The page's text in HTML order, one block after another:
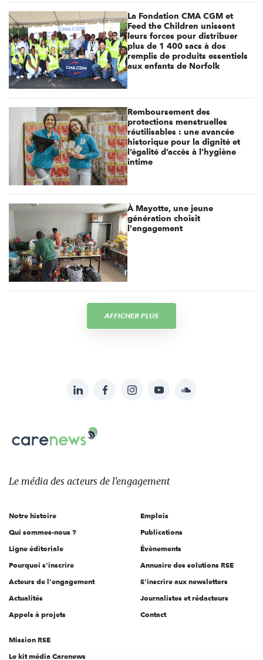
La Fondation CMA CGM et
Feed the Children unissent
leurs forces pour distribuer
plus de 1 400 sacs à dos
remplis de produits essentiels
aux enfants de Norfolk
Remboursement des
protections menstruelles
réutilisables : une avancée
historique pour la dignité et
l’égalité d’accès à l’hygiène
intime
À Mayotte, une jeune
génération choisit
l'engagement
AFFICHER PLUS
sur:
LinkedInFacebookInstagramYouTubeSoundcloud
Carenews,
Le
des
l'engagement
Le média des acteurs de l'engagement
Notre histoire
Qui sommes-nous ?
Ligne éditoriale
Pourquoi s'inscrire
Acteurs de l'engagement
Actualités
Appels à projets
Emplois
Publications
Évènements
Annuaire des solutions RSE
S'inscrire aux newsletters
Journalistes et rédacteurs
Contact
Mission RSE
Le kit média Carenews